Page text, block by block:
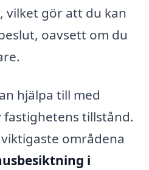
vilket gör att du kan
oavsett om du
hjälpa till med
fastighetens tillstånd.
områdena
i